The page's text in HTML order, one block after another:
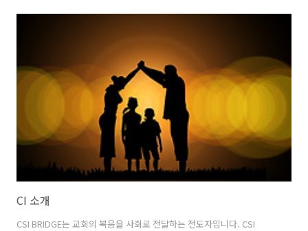
CI 소개
CSI BRIDGE는 교회의 복음을 사회로 전달하는 전도자입니다. CSI